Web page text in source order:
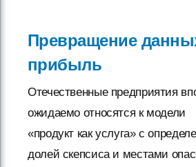
Превращение
прибыль
Отечественные предприятия
ожидаемо относятся к модели
«продукт как услуга» с
долей скепсиса и местами